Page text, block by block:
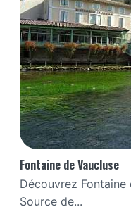
Fontaine de Vaucluse
Découvrez
Source de...